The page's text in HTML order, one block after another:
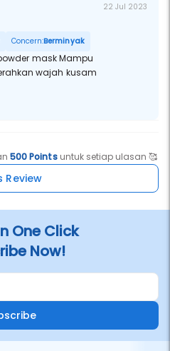
22 Jul 2023
Concern:Berminyak
mask Mampu
wajah kusam
500 Pointsuntuk setiap ulasan 🥰
Review
One Click
Now!